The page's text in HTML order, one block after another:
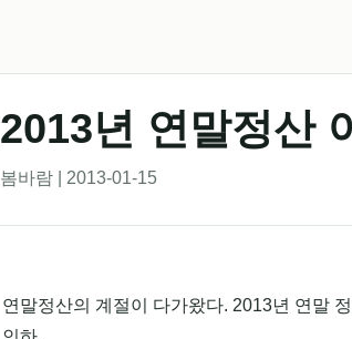
2013년 연말정산
봄바람 | 2013-01-15
연말정산의 계절이 다가왔다. 2013년 연말